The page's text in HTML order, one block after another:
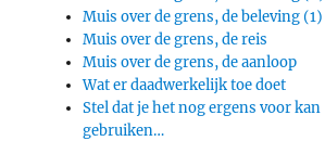
Muis over de grens, de beleving (1)
Muis over de grens, de reis
Muis over de grens, de aanloop
Wat er daadwerkelijk toe doet
Stel dat je het nog ergens voor kan
gebruiken…